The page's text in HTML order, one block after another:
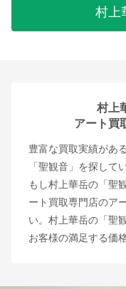
村上
村上
アート買
豊富な買取実績があ
「聖観音」を探して
もし村上華岳の「聖
ート買取専門店のア
い。村上華岳の「聖
お客様の満足する価